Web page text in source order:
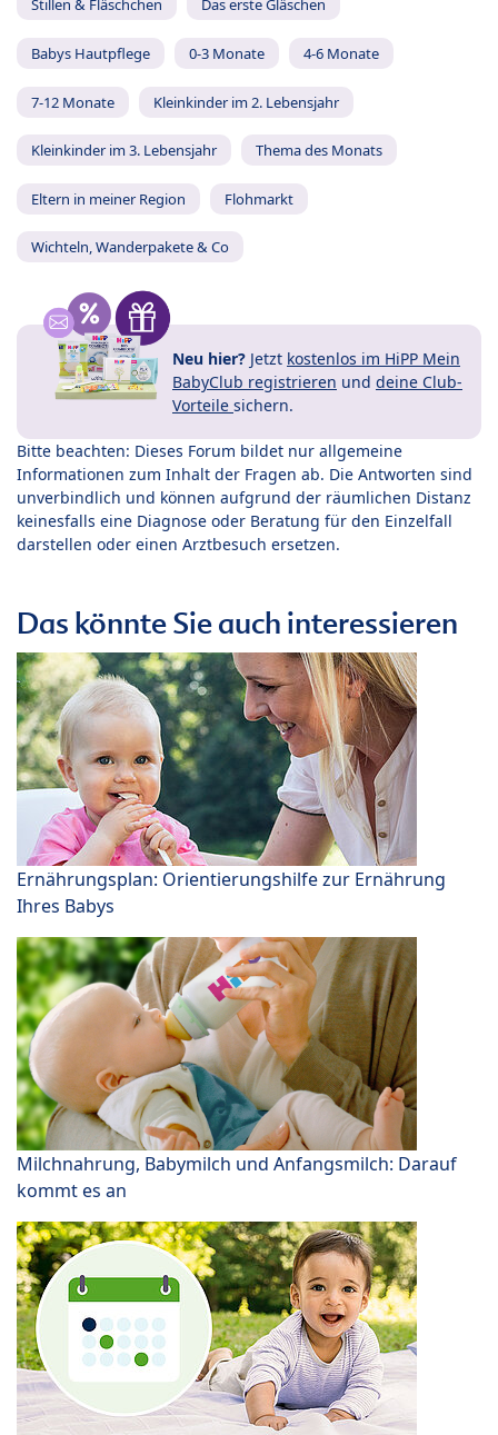
Stillen & Fläschchen Das erste Gläschen
Babys Hautpflege 0-3 Monate 4-6 Monate
7-12 Monate Kleinkinder im 2. Lebensjahr
Kleinkinder im 3. Lebensjahr Thema des Monats
Eltern in meiner Region Flohmarkt
Wichteln, Wanderpakete & Co
Neu hier? Jetzt kostenlos im HiPP Mein
BabyClub registrieren und deine Club-
Vorteile sichern.
Bitte beachten: Dieses Forum bildet nur allgemeine
Informationen zum Inhalt der Fragen ab. Die Antworten sind
unverbindlich und können aufgrund der räumlichen Distanz
keinesfalls eine Diagnose oder Beratung für den Einzelfall
darstellen oder einen Arztbesuch ersetzen.
Das könnte Sie auch interessieren
Ernährungsplan: Orientierungshilfe zur Ernährung
Ihres Babys
Milchnahrung, Babymilch und Anfangsmilch: Darauf
kommt es an